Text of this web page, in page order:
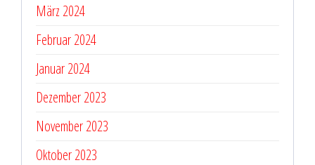
März 2024
Februar 2024
Januar 2024
Dezember 2023
November 2023
Oktober 2023